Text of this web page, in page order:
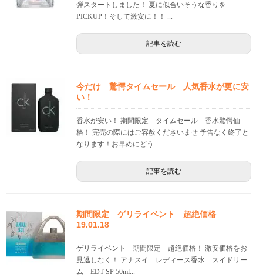
弾スタートしました！ 夏に似合いそうな香りを
PICKUP！そして激安に！！ ...
記事を読む
今だけ 驚愕タイムセール 人気香水が更に安
い！
香水が安い！ 期間限定 タイムセール 香水驚愕価
格！ 完売の際にはご容赦くださいませ 予告なく終了と
なります！お早めにどう...
記事を読む
期間限定 ゲリライベント 超絶価格
19.01.18
ゲリライベント 期間限定 超絶価格！ 激安価格をお
見逃しなく！ アナスイ レディース香水 スイドリー
ム EDT SP 50ml...